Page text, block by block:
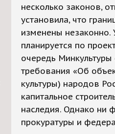
несколько законов,
установила, что
изменены незаконно.
планируется по
очередь
требования «Об
культуры) народов
капитальное
наследия. Однако ни
прокуратуры и